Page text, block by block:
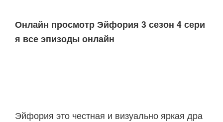
본문
Онлайн просмотр Эйфория 3 сезон 4 сери
я все эпизоды онлайн
Эйфория это честная и визуально яркая дра